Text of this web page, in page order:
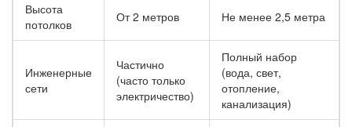
Высота
потолков
От 2 метров Не менее 2,5 метра
Инженерные
сети
Частично
(часто только
электричество)
Полный набор
(вода, свет,
отопление,
канализация)